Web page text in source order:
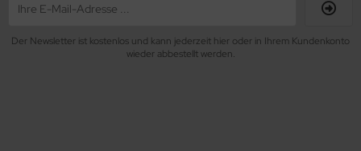
Der Newsletter ist kostenlos und kann jederzeit hier oder in Ihrem Kundenkonto
wieder abbestellt werden.